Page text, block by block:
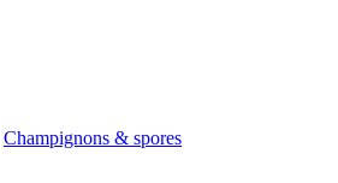
Champignons & spores